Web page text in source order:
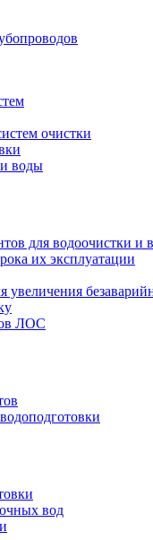
очистки
воды
для водоочистки и
их эксплуатации
ЛОС
вод